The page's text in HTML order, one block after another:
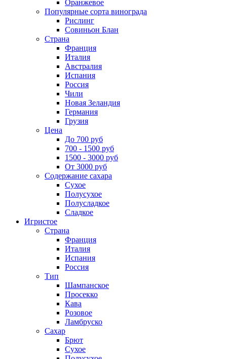
Оранжевое
Популярные сорта винограда
Рислинг
Совиньон Блан
Страна
Франция
Италия
Австралия
Испания
Россия
Чили
Новая Зеландия
Германия
Грузия
Цена
До 700 руб
700 - 1500 руб
1500 - 3000 руб
От 3000 руб
Содержание сахара
Сухое
Полусухое
Полусладкое
Сладкое
Игристое
Страна
Франция
Италия
Испания
Россия
Тип
Шампанское
Просекко
Кава
Розовое
Ламбруско
Сахар
Брют
Сухое